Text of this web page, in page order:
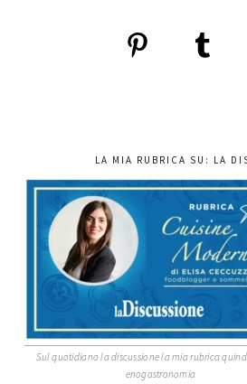
LA MIA RUBRICA SU: LA
Sul quotidiano la discussione la mia rubrica
enogastronomia